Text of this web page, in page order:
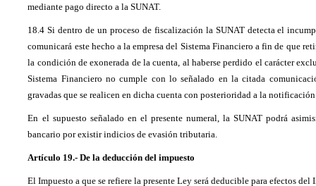
mediante pago directo a la SUNAT.
18.4 Si dentro de un proceso de fiscalización la SUNAT detecta el
comunicará este hecho a la empresa del Sistema Financiero a fin de que
la condición de exonerada de la cuenta, al haberse perdido el carácter
Sistema Financiero no cumple con lo señalado en la citada
gravadas que se realicen en dicha cuenta con posterioridad a la
En el supuesto señalado en el presente numeral, la SUNAT podrá
bancario por existir indicios de evasión tributaria.
Artículo 19.- De la deducción del impuesto
El Impuesto a que se refiere la presente Ley será deducible para efectos del